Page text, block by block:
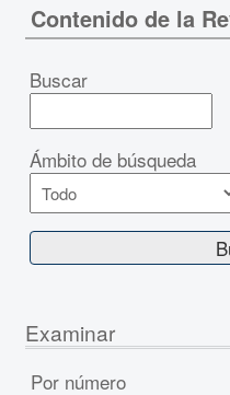
Contenido de la
Buscar
Ámbito de búsqueda
Examinar
Por número